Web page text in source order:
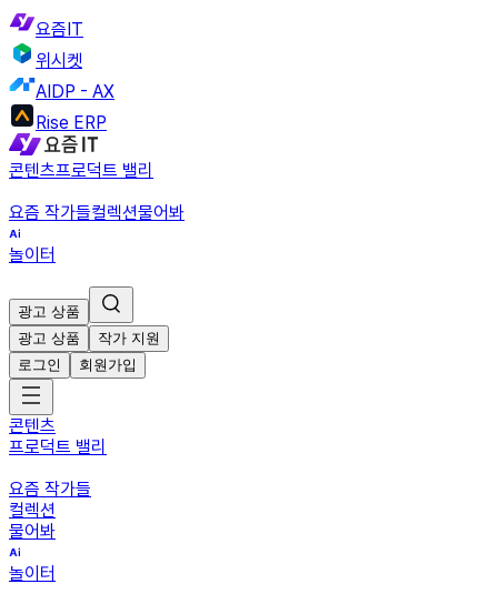
요즘IT
위시켓
AIDP - AX
Rise ERP
콘텐츠프로덕트 밸리
요즘 작가들컬렉션물어봐
놀이터
광고 상품
광고 상품
작가 지원
로그인
회원가입
콘텐츠
프로덕트 밸리
요즘 작가들
컬렉션
물어봐
놀이터